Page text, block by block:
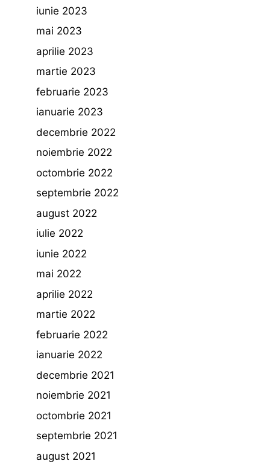
iunie 2023
mai 2023
aprilie 2023
martie 2023
februarie 2023
ianuarie 2023
decembrie 2022
noiembrie 2022
octombrie 2022
septembrie 2022
august 2022
iulie 2022
iunie 2022
mai 2022
aprilie 2022
martie 2022
februarie 2022
ianuarie 2022
decembrie 2021
noiembrie 2021
octombrie 2021
septembrie 2021
august 2021